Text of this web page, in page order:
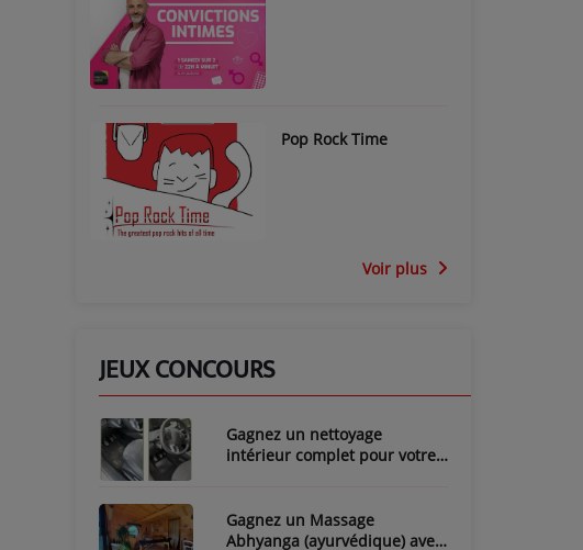
Pop Rock Time
Voir plus
JEUX CONCOURS
Gagnez un nettoyage
intérieur complet pour votre
Gagnez un Massage
Abhyanga (ayurvédique) avec